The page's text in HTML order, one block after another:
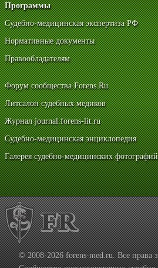
Программы
Судебно-медицинская экспертиза РФ
Нормативные документы
Правообладателям
Форум сообщества Forens.Ru
Литсалон судебных медиков
Журнал journal.forens-lit.ru
Судебно-медицинская энциклопедия
Галерея судебно-медицинских фотографий
© 2008-2026 forens-med.ru. Все права